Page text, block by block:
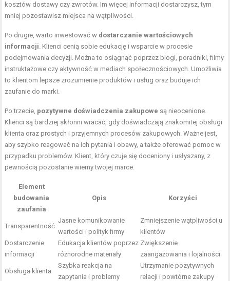
kosztów dostawy czy zwrotów. Im więcej informacji dostarczysz, tym
mniej pozostawisz miejsca na wątpliwości.
Po drugie, warto inwestować w dostarczanie wartościowych
informacji . Klienci cenią sobie edukację i wsparcie w procesie
podejmowania decyzji. Można to osiągnąć poprzez blogi, poradniki, filmy
instruktażowe czy aktywność w mediach społecznościowych. Umożliwia
to klientom lepsze zrozumienie produktów i usług oraz buduje ich
zaufanie do marki.
Po trzecie, pozytywne doświadczenia zakupowe są nieocenione.
Klienci są bardziej skłonni wracać, gdy doświadczają znakomitej obsługi
klienta oraz prostych i przyjemnych procesów zakupowych. Ważne jest,
aby szybko reagować na ich pytania i obawy, a także oferować pomoc w
przypadku problemów. Klient, który czuje się doceniony i usłyszany, z
pewnością pozostanie wierny twojej marce.
Element
budowania
zaufania
Opis Korzyści
Transparentność
Jasne komunikowanie
wartości i polityk firmy
Zmniejszenie wątpliwości u
klientów
Dostarczenie
informacji
Edukacja klientów poprzez
różnorodne materiały
Zwiększenie
zaangażowania i lojalności
Obsługa klienta
Szybka reakcja na
zapytania i problemy
Utrzymanie pozytywnych
relacji i powtórne zakupy